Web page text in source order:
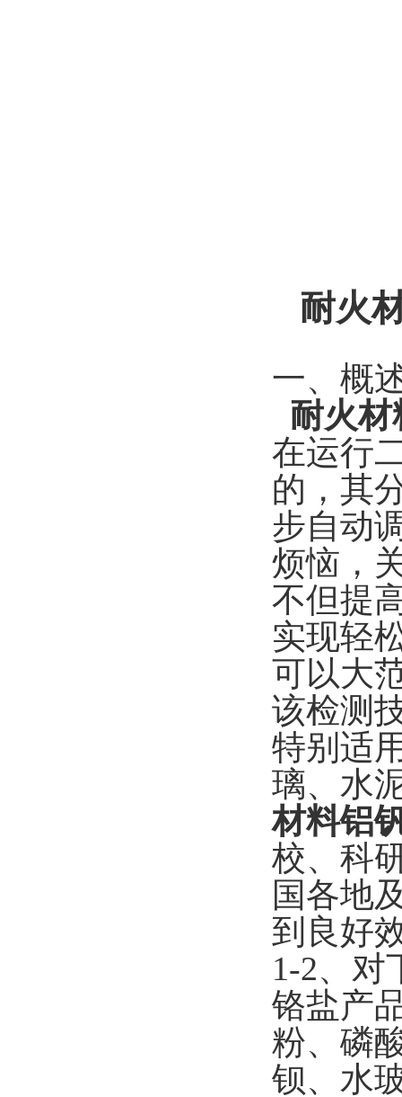
耐火
一、概
耐火
在运行
的，其
步自动
烦恼，
不但提
实现轻
可以大
该检测
特别适
璃、水
材料铝
校、科
国各地
到良好
1-2、对
铬盐产
粉、磷
钡、水